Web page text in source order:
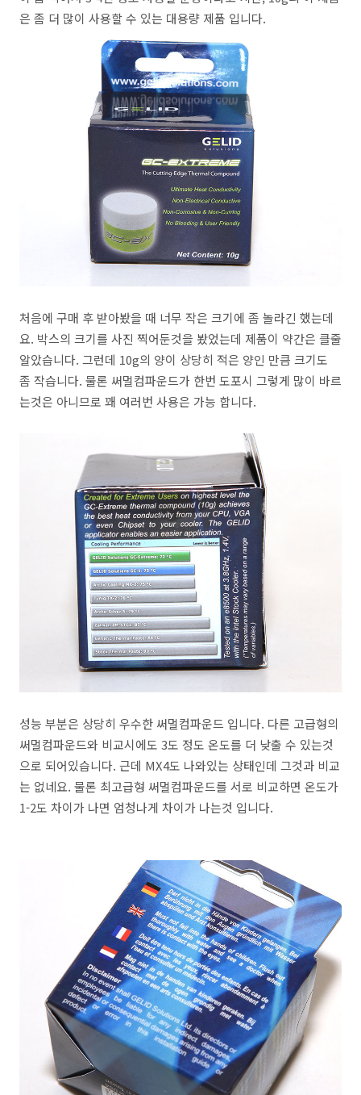
은 좀 더 많이 사용할 수 있는 대용량 제품 입니다.
처음에 구매 후 받아봤을 때 너무 작은 크기에 좀 놀라긴 했는데
요. 박스의 크기를 사진 찍어둔것을 봤었는데 제품이 약간은 클줄
알았습니다. 그런데 10g의 양이 상당히 적은 양인 만큼 크기도
좀 작습니다. 물론 써멀컴파운드가 한번 도포시 그렇게 많이 바르
는것은 아니므로 꽤 여러번 사용은 가능 합니다.
성능 부분은 상당히 우수한 써멀컴파운드 입니다. 다른 고급형의
써멀컴파운드와 비교시에도 3도 정도 온도를 더 낮출 수 있는것
으로 되어있습니다. 근데 MX4도 나와있는 상태인데 그것과 비교
는 없네요. 물론 최고급형 써멀컴파운드를 서로 비교하면 온도가
1-2도 차이가 나면 엄청나게 차이가 나는것 입니다.